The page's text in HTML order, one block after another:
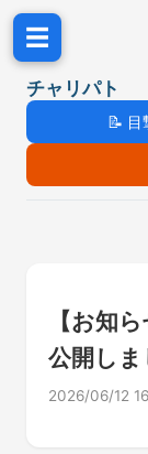
☰
チャリパト
📝 目
【お知
公開しま
2026/06/12